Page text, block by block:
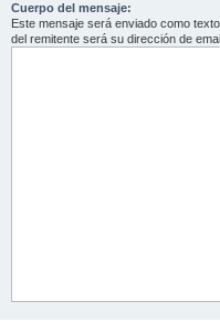
Cuerpo del mensaje:
Este mensaje será enviado como
del remitente será su dirección de